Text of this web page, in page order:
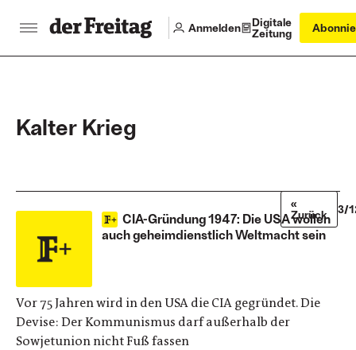
Anmelden
Digitale
Zeitung
Kalter Krieg
CIA-Gründung 1947: Die USA wollen
auch geheimdienstlich Weltmacht sein
Vor 75 Jahren wird in den USA die CIA gegründet. Die
Devise: Der Kommunismus darf außerhalb der
Sowjetunion nicht Fuß fassen
«
Zurück
3/